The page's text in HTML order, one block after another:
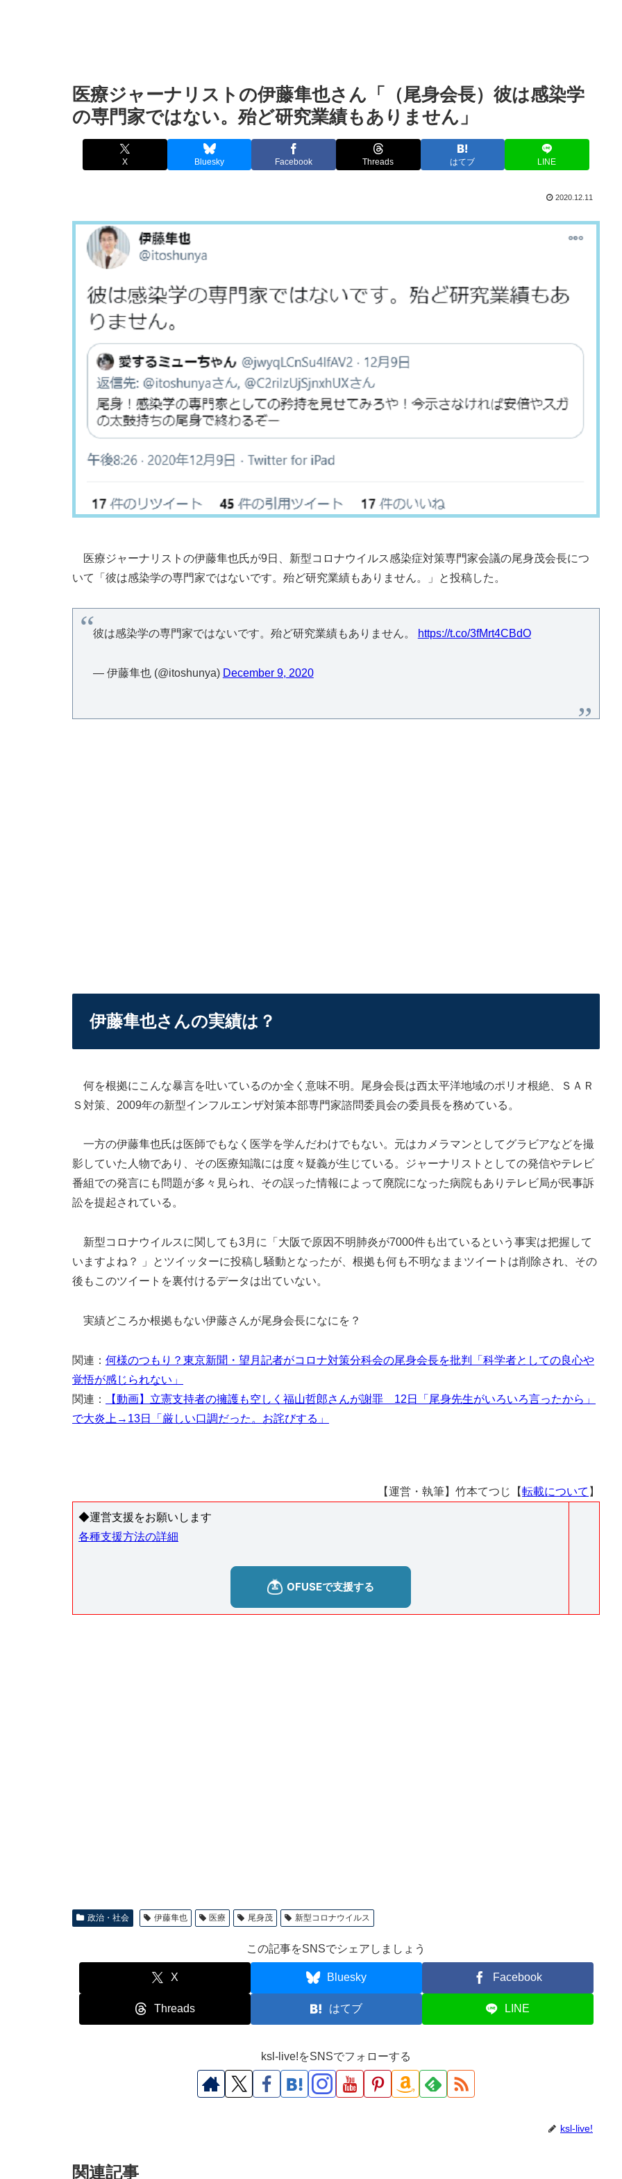
医療ジャーナリストの伊藤隼也さん「（尾身会長）彼は感染学
の専門家ではない。殆ど研究業績もありません」
X Bluesky Facebook Threads はてブ LINE
2020.12.11
医療ジャーナリストの伊藤隼也氏が9日、新型コロナウイルス感染症対策専門家会議の尾身茂会長につ
いて「彼は感染学の専門家ではないです。殆ど研究業績もありません。」と投稿した。
彼は感染学の専門家ではないです。殆ど研究業績もありません。 https://t.co/3fMrt4CBdO
— 伊藤隼也 (@itoshunya) December 9, 2020
伊藤隼也さんの実績は？
何を根拠にこんな暴言を吐いているのか全く意味不明。尾身会長は西太平洋地域のポリオ根絶、ＳＡＲ
Ｓ対策、2009年の新型インフルエンザ対策本部専門家諮問委員会の委員長を務めている。
一方の伊藤隼也氏は医師でもなく医学を学んだわけでもない。元はカメラマンとしてグラビアなどを撮
影していた人物であり、その医療知識には度々疑義が生じている。ジャーナリストとしての発信やテレビ
番組での発言にも問題が多々見られ、その誤った情報によって廃院になった病院もありテレビ局が民事訴
訟を提起されている。
新型コロナウイルスに関しても3月に「大阪で原因不明肺炎が7000件も出ているという事実は把握して
いますよね？ 」とツイッターに投稿し騒動となったが、根拠も何も不明なままツイートは削除され、その
後もこのツイートを裏付けるデータは出ていない。
実績どころか根拠もない伊藤さんが尾身会長になにを？
関連： 何様のつもり？東京新聞・望月記者がコロナ対策分科会の尾身会長を批判「科学者としての良心や
覚悟が感じられない」
関連：
【動画】立憲支持者の擁護も空しく福山哲郎さんが謝罪 12日「尾身先生がいろいろ言ったから」
で大炎上→13日「厳しい口調だった。お詫びする」
【運営・執筆】竹本てつじ【転載について 】
◆運営支援をお願いします
各種支援方法の詳細
政治・社会 伊藤隼也 医療 尾身茂 新型コロナウイルス
この記事をSNSでシェアしましょう
X Bluesky Facebook
Threads はてブ LINE
ksl-live!をSNSでフォローする
ksl-live!
関連記事